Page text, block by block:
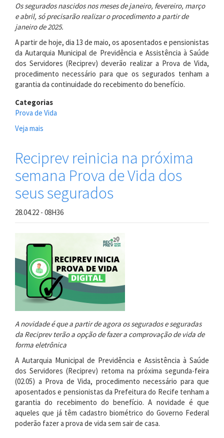
Os segurados nascidos nos meses de janeiro, fevereiro, março
e abril, só precisarão realizar o procedimento a partir de
janeiro de 2025.
A partir de hoje, dia 13 de maio, os aposentados e pensionistas
da Autarquia Municipal de Previdência e Assistência à Saúde
dos Servidores (Reciprev) deverão realizar a Prova de Vida,
procedimento necessário para que os segurados tenham a
garantia da continuidade do recebimento do benefício.
Categorias
Prova de Vida
Veja mais
Prova
Vida
de
segunda
Reciprev reinicia na próxima
semana Prova de Vida dos
seus segurados
28.04.22 - 08H36
A novidade é que a partir de agora os segurados e seguradas
da Reciprev terão a opção de fazer a comprovação de vida de
forma eletrônica
A Autarquia Municipal de Previdência e Assistência à Saúde
dos Servidores (Reciprev) retoma na próxima segunda-feira
(02.05) a Prova de Vida, procedimento necessário para que
aposentados e pensionistas da Prefeitura do Recife tenham a
garantia do recebimento do benefício. A novidade é que
aqueles que já têm cadastro biométrico do Governo Federal
poderão fazer a prova de vida sem sair de casa.